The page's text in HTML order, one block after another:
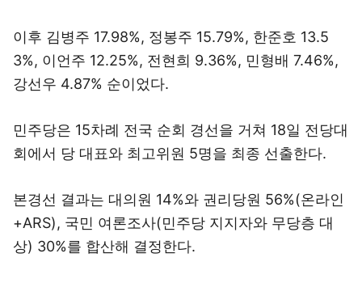
이후 김병주 17.98%, 정봉주 15.79%, 한준호 13.5
3%, 이언주 12.25%, 전현희 9.36%, 민형배 7.46%,
강선우 4.87% 순이었다.
민주당은 15차례 전국 순회 경선을 거쳐 18일 전당대
회에서 당 대표와 최고위원 5명을 최종 선출한다.
본경선 결과는 대의원 14%와 권리당원 56%(온라인
+ARS), 국민 여론조사(민주당 지지자와 무당층 대
상) 30%를 합산해 결정한다.